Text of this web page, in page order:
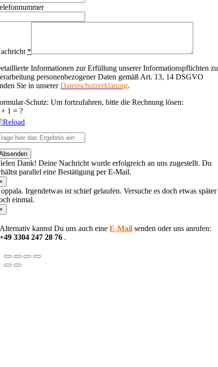
*
Informationen zur Erfüllung unserer Informationspflichten
personenbezogener Daten gemäß Art. 13, 14 DSGVO
Sie in unsererDatenschutzerklärung.
Schutz: Um fortzufahren, bitte die Rechnung lösen:
1 = ?
Dank! Deine Nachricht wurde erfolgreich an uns zugestellt. Du
parallel eine Bestätigung per E-Mail.
Irgendetwas ist schief gelaufen. Versuche es doch etwas später
einmal.
Alternativ kannst Du uns auch eineE-Mail senden oder uns anrufen:
+49 3304 247 28 76 .